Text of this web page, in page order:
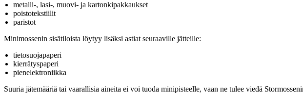
metalli-, lasi-, muovi- ja kartonkipakkaukset
poistotekstiilit
paristot
Minimossenin sisätiloista löytyy lisäksi astiat seuraaville jätteille:
tietosuojapaperi
kierrätyspaperi
pienelektroniikka
Suuria jätemääriä tai vaarallisia aineita ei voi tuoda minipisteelle, vaan ne tulee viedä